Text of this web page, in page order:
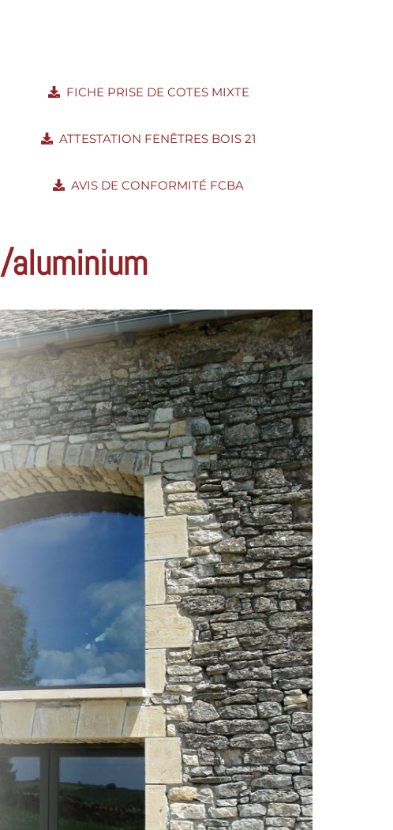
FICHE PRISE DE COTES MIXTE
ATTESTATION FENÊTRES BOIS 21
AVIS DE CONFORMITÉ FCBA